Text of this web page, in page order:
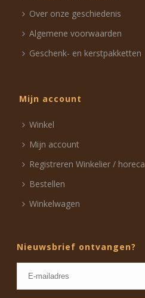
Over onze geschiedenis
Algemene voorwaarden
Geschenk- en kerstpakketten
Mijn account
Winkel
Mijn account
Registreren Winkelier / horeca
Bestellen
Winkelwagen
Nieuwsbrief ontvangen?